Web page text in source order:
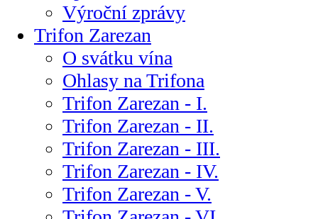
Výroční zprávy
Trifon Zarezan
O svátku vína
Ohlasy na Trifona
Trifon Zarezan - I.
Trifon Zarezan - II.
Trifon Zarezan - III.
Trifon Zarezan - IV.
Trifon Zarezan - V.